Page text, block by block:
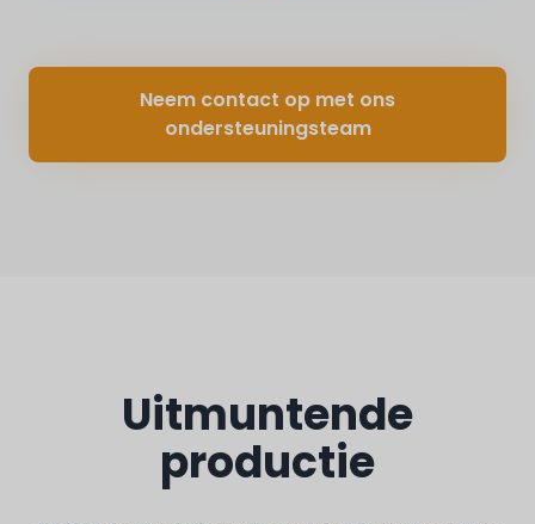
Product Manager
Leidt productontwikkeling en innovatie. Is
gespecialiseerd in het vertalen van merkconcepten
Neem contact op met ons
ondersteuningsteam
Uitmuntende
productie